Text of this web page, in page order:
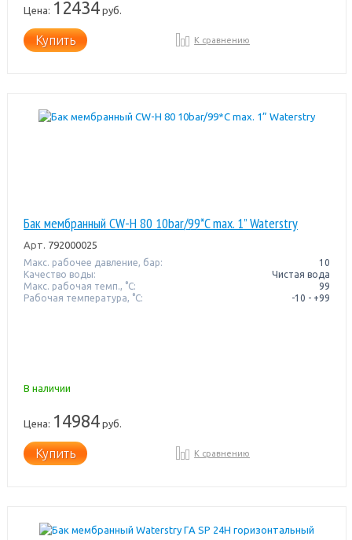
Цена: 12434руб.
Купить К сравнению
Бак мембранный CW-Н 80 10bar/99*C max. 1” Waterstry
Арт. 792000025
Макс. рабочее давление, бар:
10
Качество воды:
Чистая вода
Макс. рабочая темп., °С:
99
Рабочая температура, °C:
-10 - +99
В наличии
Цена: 14984руб.
Купить К сравнению